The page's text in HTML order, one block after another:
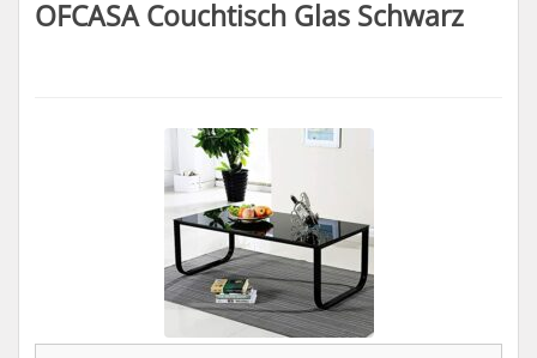
OFCASA Couchtisch Glas Schwarz